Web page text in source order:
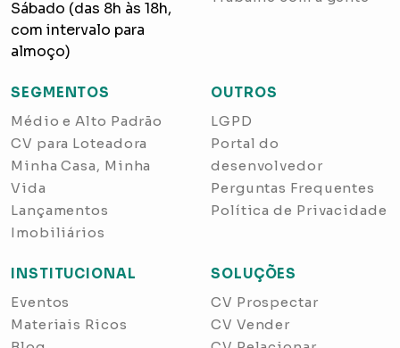
SEGMENTOS
Médio e Alto Padrão
CV para Loteadora
Minha Casa, Minha
Vida
Lançamentos
Imobiliários
OUTROS
LGPD
Portal do
desenvolvedor
Perguntas Frequentes
Política de Privacidade
INSTITUCIONAL
Eventos
Materiais Ricos
SOLUÇÕES
CV Prospectar
CV Vender
Sábado (das 8h às 18h,
com intervalo para
almoço)